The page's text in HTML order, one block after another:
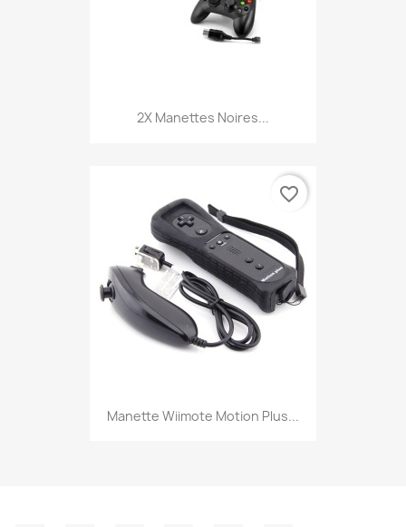
2X Manettes Noires...
Manette Wiimote Motion Plus...
favorite_border